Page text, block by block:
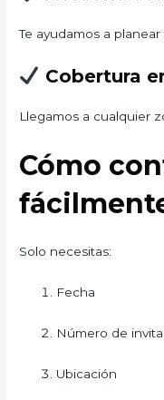
Te ayudamos a planear
Cobertura
Llegamos a cualquier
Cómo
Solo necesitas:
Fecha
Número de
Ubicación